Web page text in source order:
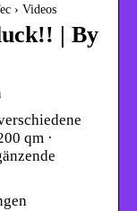
› Videos
| By
qm ·